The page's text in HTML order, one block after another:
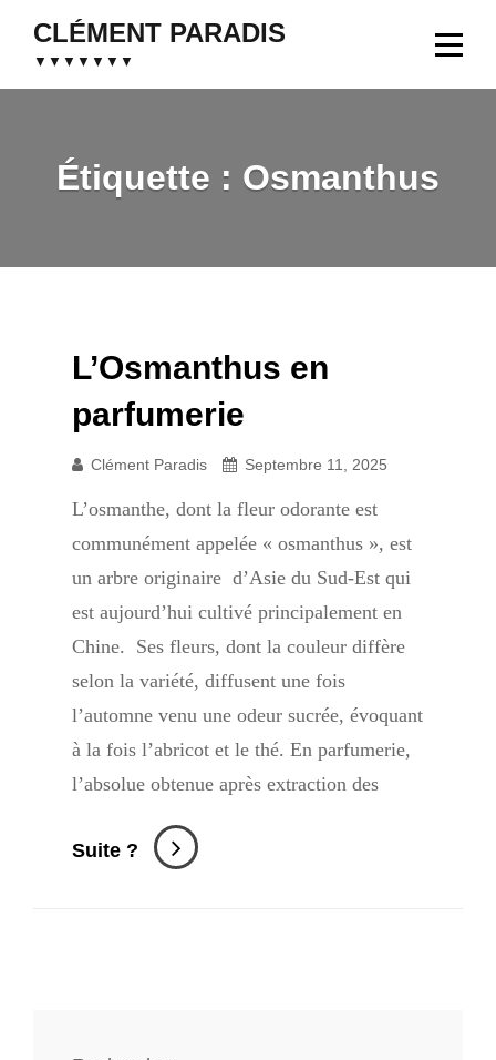
contenu
CLÉMENT PARADIS
▼▼▼▼▼▼▼
Étiquette : Osmanthus
L’Osmanthus en
parfumerie
Clément Paradis Septembre 11, 2025
L’osmanthe, dont la fleur odorante est
communément appelée « osmanthus », est
un arbre originaire d’Asie du Sud-Est qui
est aujourd’hui cultivé principalement en
Chine. Ses fleurs, dont la couleur diffère
selon la variété, diffusent une fois
l’automne venu une odeur sucrée, évoquant
à la fois l’abricot et le thé. En parfumerie,
l’absolue obtenue après extraction des
Suite ? L’Osmanthus